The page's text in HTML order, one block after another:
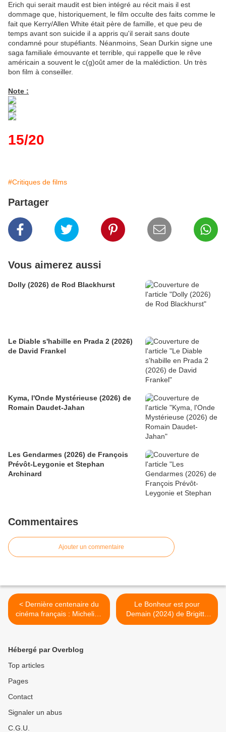
Erich qui serait maudit est bien intégré au récit mais il est
dommage que, historiquement, le film occulte des faits comme le
fait que Kerry/Allen White était père de famille, et que peu de
temps avant son suicide il a appris qu'il serait sans doute
condamné pour stupéfiants. Néanmoins, Sean Durkin signe une
saga familiale émouvante et terrible, qui rappelle que le rêve
américain a souvent le c(g)oût amer de la malédiction. Un très
bon film à conseiller.
Note :
15/20
#Critiques de films
Partager
Vous aimerez aussi
Dolly (2026) de Rod Blackhurst
Le Diable s'habille en Prada 2 (2026)
de David Frankel
Kyma, l'Onde Mystérieuse (2026) de
Romain Daudet-Jahan
Les Gendarmes (2026) de François
Prévôt-Leygonie et Stephan
Archinard
Commentaires
Ajouter un commentaire
< Dernière centenaire du
cinéma français : Micheline
Presle
Le Bonheur est pour
Demain (2024) de Brigitte
Sy >
Hébergé par Overblog
Top articles
Pages
Contact
Signaler un abus
C.G.U.